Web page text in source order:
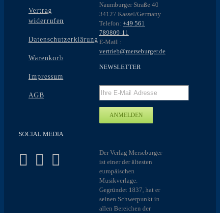
Vertrag
widerrufen
Datenschutzerklärung
Warenkorb
Impressum
AGB
SOCIAL MEDIA
Naumburger Straße 40
34127 Kassel/Germany
Telefon: +49 561
789809-11
E-Mail :
vertrieb@merseburger.de
NEWSLETTER
Der Verlag Merseburger
ist einer der ältesten
europäischen
Musikverlage.
Gegründet 1837, hat er
seinen Schwerpunkt in
allen Bereichen der